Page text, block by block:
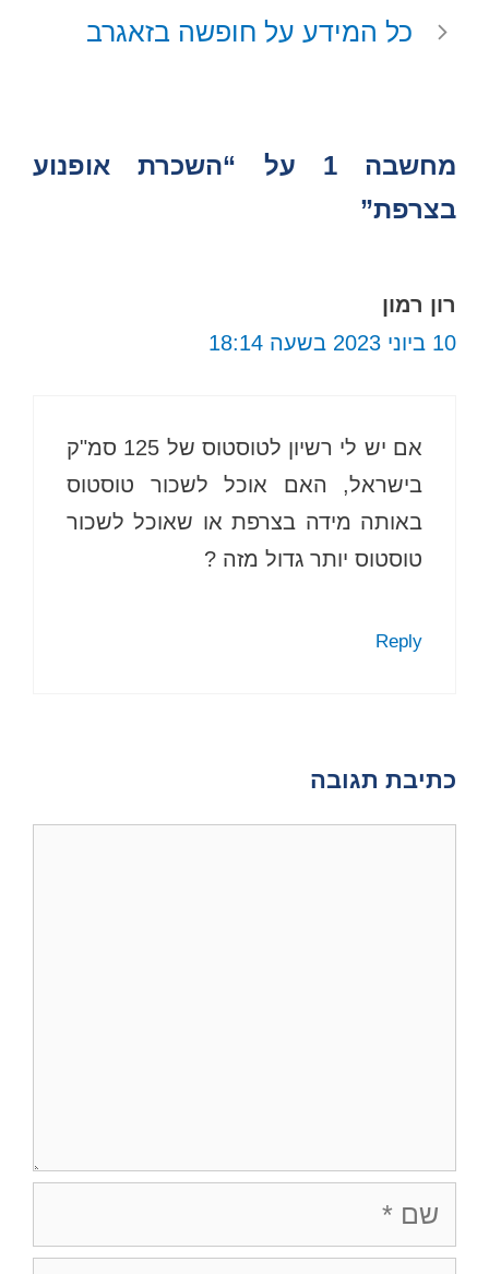
כל המידע על חופשה בזאגרב
מחשבה 1 על “השכרת אופנוע
בצרפת”
רון רמון
10 ביוני 2023 בשעה 18:14
אם יש לי רשיון לטוסטוס של 125 סמ"ק
בישראל, האם אוכל לשכור טוסטוס
באותה מידה בצרפת או שאוכל לשכור
טוסטוס יותר גדול מזה ?
Reply
כתיבת תגובה
שם